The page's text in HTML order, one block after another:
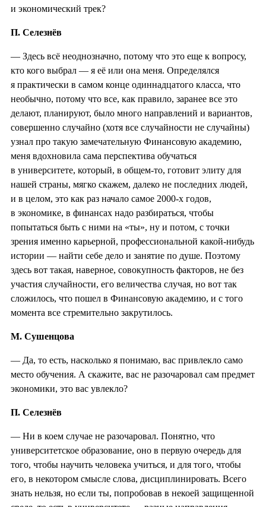
и экономический трек?
П. Селезнёв
— Здесь всё неоднозначно, потому что это еще к вопросу,
кто кого выбрал — я её или она меня. Определялся
я практически в самом конце одиннадцатого класса, что
необычно, потому что все, как правило, заранее все это
делают, планируют, было много направлений и вариантов,
совершенно случайно (хотя все случайности не случайны)
узнал про такую замечательную Финансовую академию,
меня вдохновила сама перспектива обучаться
в университете, который, в общем-то, готовит элиту для
нашей страны, мягко скажем, далеко не последних людей,
и в целом, это как раз начало самое 2000-х годов,
в экономике, в финансах надо разбираться, чтобы
попытаться быть с ними на «ты», ну и потом, с точки
зрения именно карьерной, профессиональной какой-нибудь
истории — найти себе дело и занятие по душе. Поэтому
здесь вот такая, наверное, совокупность факторов, не без
участия случайности, его величества случая, но вот так
сложилось, что пошел в Финансовую академию, и с того
момента все стремительно закрутилось.
М. Сушенцова
— Да, то есть, насколько я понимаю, вас привлекло само
место обучения. А скажите, вас не разочаровал сам предмет
экономики, это вас увлекло?
П. Селезнёв
— Ни в коем случае не разочаровал. Понятно, что
университетское образование, оно в первую очередь для
того, чтобы научить человека учиться, и для того, чтобы
его, в некотором смысле слова, дисциплинировать. Всего
знать нельзя, но если ты, попробовав в некоей защищенной